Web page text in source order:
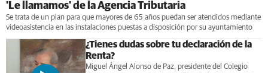
'Le llamamos' de la Agencia Tributaria
Se trata de un plan para que mayores de 65 años puedan ser atendidos mediante
videoasistencia en las instalaciones puestas a disposición por su ayuntamiento
¿Tienes dudas sobre tu declaración de la
Renta?
Miguel Ángel Alonso de Paz, presidente del Colegio